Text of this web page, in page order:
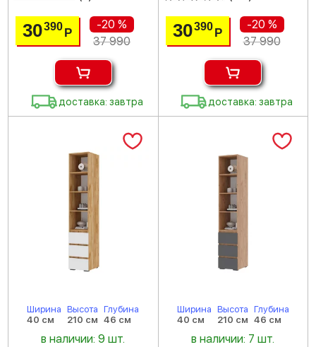
30390Р
-20 %
37 990
доставка: завтра
30390 Р
-20 %
37 990
доставка: завтра
Ширина
40 см
Высота
210 см
Глубина
46 см
в наличии: 9 шт.
Ширина
40 см
Высота
210 см
Глубина
46 см
в наличии: 7 шт.